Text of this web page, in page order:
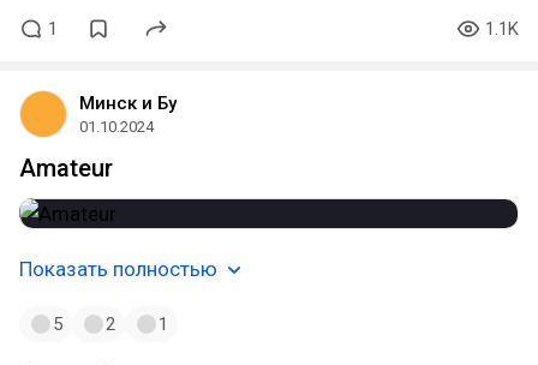
1 1.1K
Минск и Бу
01.10.2024
Amateur
Показать полностью
5 2 1